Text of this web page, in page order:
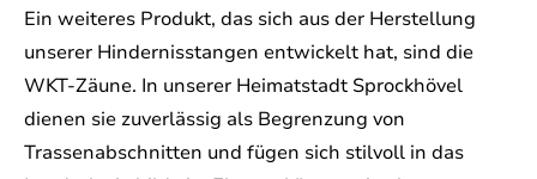
Ein weiteres Produkt, das sich aus der Herstellung
unserer Hindernisstangen entwickelt hat, sind die
WKT-Zäune. In unserer Heimatstadt Sprockhövel
dienen sie zuverlässig als Begrenzung von
Trassenabschnitten und fügen sich stilvoll in das